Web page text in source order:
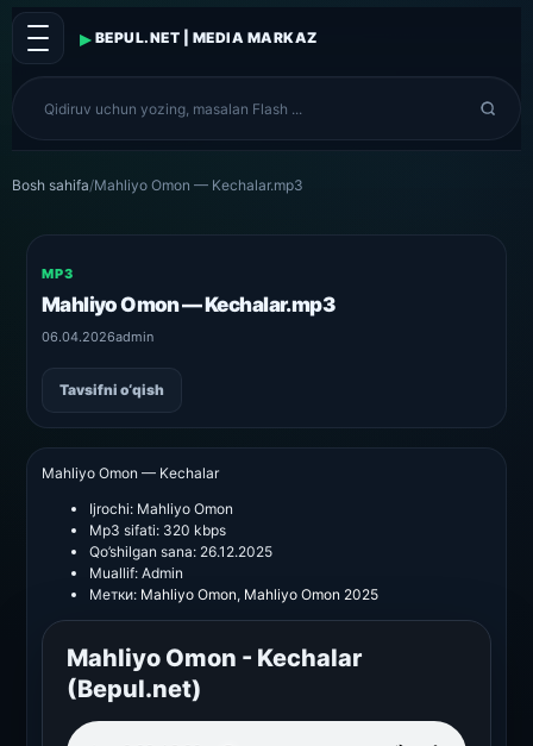
▸ BEPUL.NET | MEDIA MARKAZ
Bosh sahifa/Mahliyo Omon — Kechalar.mp3
MP3
Mahliyo Omon — Kechalar.mp3
06.04.2026admin
Tavsifni o‘qish
Mahliyo Omon — Kechalar
Ijrochi: Mahliyo Omon
Mp3 sifati: 320 kbps
Qo’shilgan sana: 26.12.2025
Muallif: Admin
Метки: Mahliyo Omon, Mahliyo Omon 2025
Mahliyo Omon - Kechalar
(Bepul.net)